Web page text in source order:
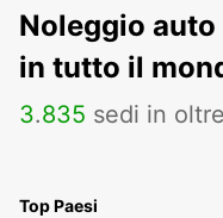
Noleggio
in tutto il
3.835 sedi in oltre
Top Paesi